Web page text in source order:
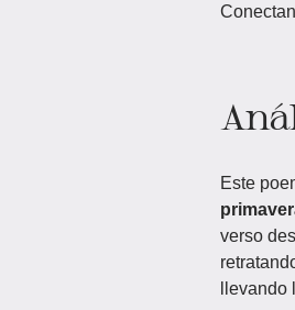
Este
verso